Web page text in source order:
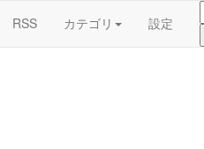
RSS カテゴリ 設定